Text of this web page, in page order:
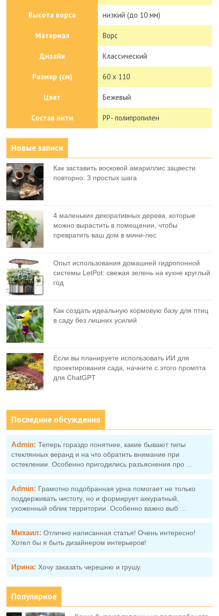
Высота ворса низкий (до 10 мм)
Материал Ворс
Дизайн Классический
Размер (см) 60 x 110
Цвет Бежевый
Состав нити PP- полипропилен
Новые записи
Как заставить восковой амариллис зацвести
повторно: 3 простых шага
4 маленьких декоративных дерева, которые
можно вырастить в помещении, чтобы
превратить ваш дом в мини-лес
Опыт использования домашней гидропонной
системы LetPot: свежая зелень на кухне круглый
год
Как создать идеальную кормовую базу для птиц
в саду без лишних усилий
Если вы планируете использовать ИИ для
проектирования сада, начните с этого промпта
для ChatGPT
Последние обсуждения
Admin: Теперь гораздо понятнее, какие бывают типы
стеклянных веранд и на что обратить внимание при
остеклении. Особенно пригодились разъяснения про …
Admin: Грамотно подобранная урна помогает не только
поддерживать чистоту, но и формирует аккуратный,
ухоженный облик территории. Особенно важно выб …
Михаил: Отлично написанная статья! Очень интересно!
Хотел бы я быть дизайнером интерьеров!
Ирина: Хочу заказать черешню и грушу.
Популярное